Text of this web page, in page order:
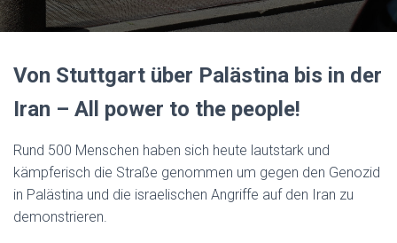
Von Stuttgart über Palästina bis in der
Iran – All power to the people!
Rund 500 Menschen haben sich heute lautstark und
kämpferisch die Straße genommen um gegen den Genozid
in Palästina und die israelischen Angriffe auf den Iran zu
demonstrieren.